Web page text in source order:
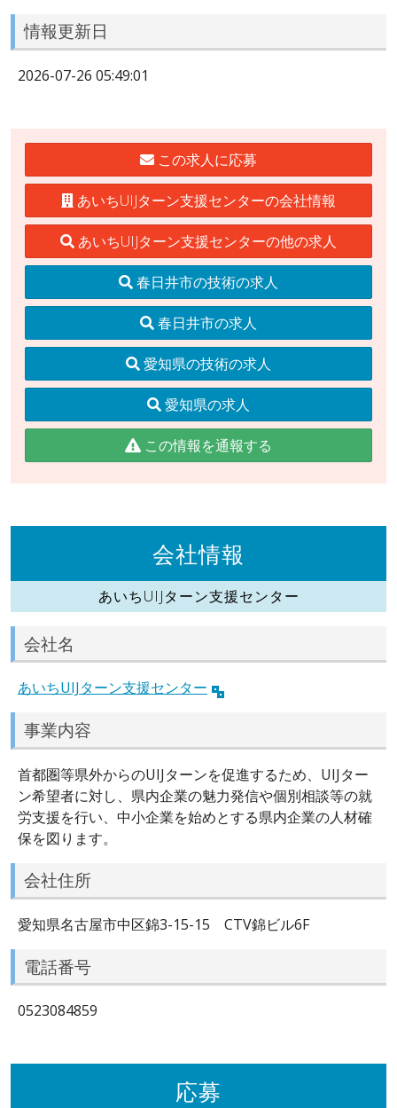
情報更新日
2026-07-26 05:49:01
この求人に応募
あいちUIJターン支援センターの会社情報
あいちUIJターン支援センターの他の求人
春日井市の技術の求人
春日井市の求人
愛知県の技術の求人
愛知県の求人
この情報を通報する
会社情報
あいちUIJターン支援センター
会社名
あいちUIJターン支援センター
事業内容
首都圏等県外からのUIJターンを促進するため、UIJター
ン希望者に対し、県内企業の魅力発信や個別相談等の就
労支援を行い、中小企業を始めとする県内企業の人材確
保を図ります。
会社住所
愛知県名古屋市中区錦3-15-15 CTV錦ビル6F
電話番号
0523084859
応募